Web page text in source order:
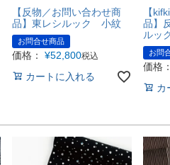
【反物／お問い合わせ商
品】東レシルック 小紋
お問合せ商品
価格： ¥52,800税込
カートに入れる
【
品】
ルッ
お問
価格：
カ